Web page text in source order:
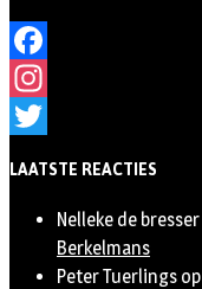
Facebook
Instagram
LAATSTE REACTIES
Nelleke de bresser
Berkelmans
Peter Tuerlings op